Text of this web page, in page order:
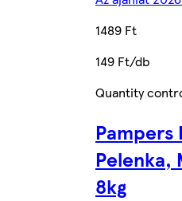
1489 Ft
149 Ft/db
Quantity
Pampers
Pelenka,
8kg